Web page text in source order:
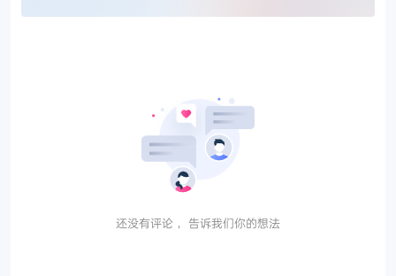
还没有评论， 告诉我们你的想法